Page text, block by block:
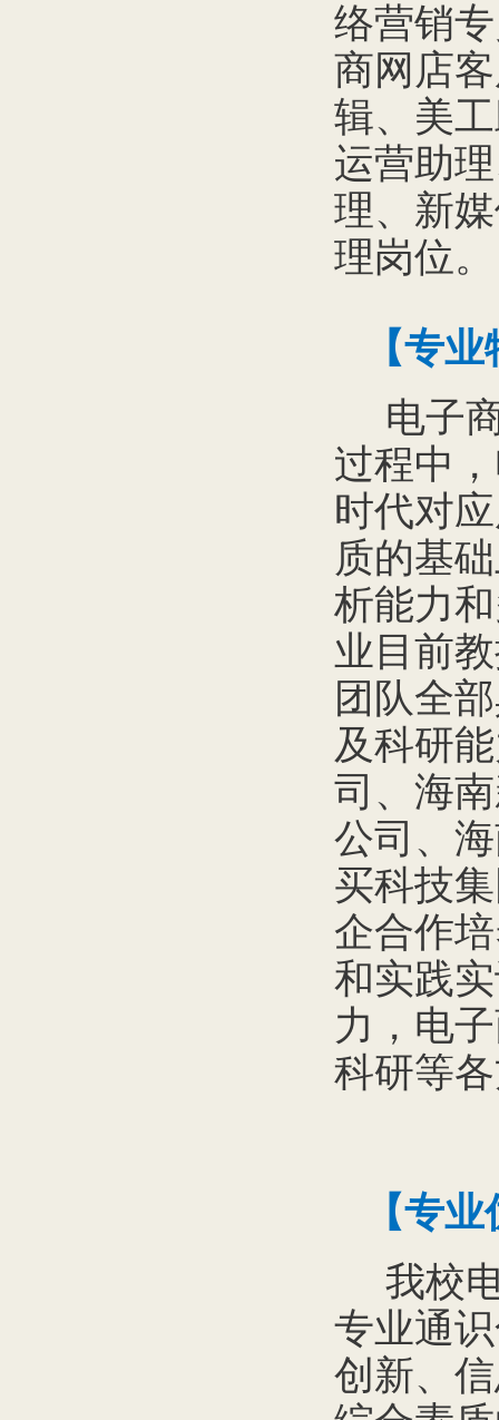
络营销
商网店
辑、美
运营助
理、新
理岗位。
【专业
电子
过程中
时代对
质的基
析能力
业目前
团队全
及科研
司、海
公司、
买科技
企合作
和实践
力，电
科研等
【专业
我校
专业通
创新、